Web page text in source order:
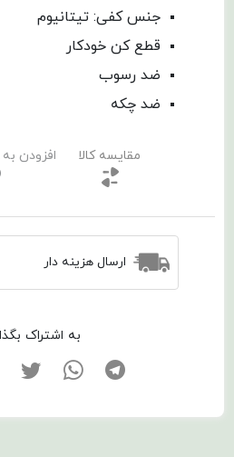
جنس کفی: تیتانیوم
قطع کن خودکار
ضد رسوب
ضد چکه
مقایسه کالا افزودن
ارسال هزینه دار
به اشتراک